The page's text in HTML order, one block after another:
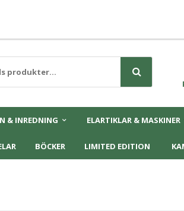
& INREDNING ELARTIKLAR & MASKINER
BÖCKER LIMITED EDITION